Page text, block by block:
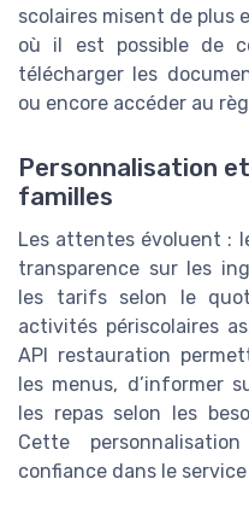
scolaires misent de plus
où il est possible de
télécharger les
ou encore accéder au
Personnalisation
familles
Les attentes évoluent :
transparence sur les
les tarifs selon le
activités périscolaires
API restauration
les menus, d’informer
les repas selon les
Cette
confiance dans le